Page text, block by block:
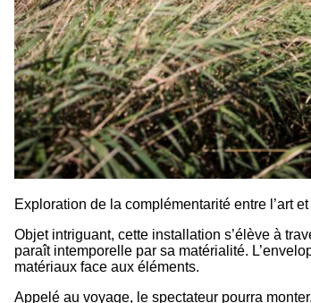
Exploration de la complémentarité entre l’art
Objet intriguant, cette installation s’élève à
paraît intemporelle par sa matérialité.
matériaux face aux éléments.
Appelé au voyage, le spectateur pourra